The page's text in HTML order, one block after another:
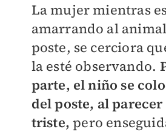
La mujer mientras
amarrando al
poste, se cerciora
la esté observando.
parte, el niño se
del poste, al parecer
triste, pero